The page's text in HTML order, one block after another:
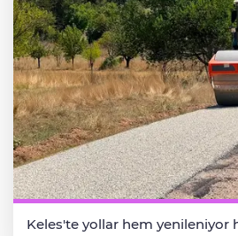
Keles'te yollar hem yenileniyor